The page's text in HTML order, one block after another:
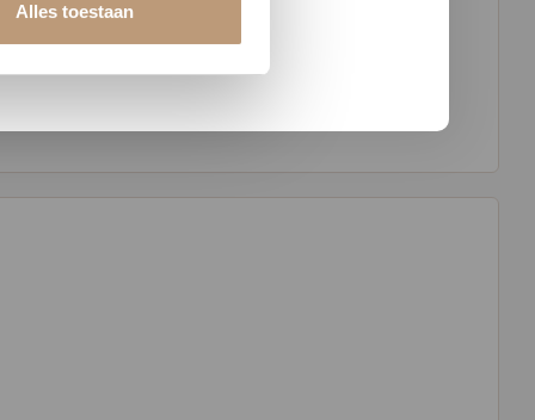
Alles toestaan